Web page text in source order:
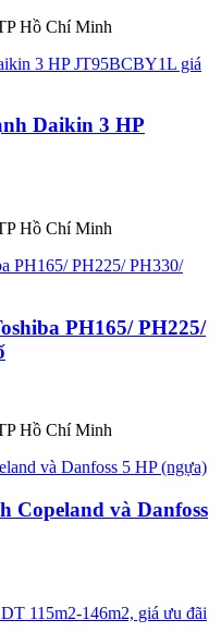
Hồ Chí Minh
Daikin 3 HP
Hồ Chí Minh
PH165/ PH225/
Hồ Chí Minh
Copeland và Danfoss